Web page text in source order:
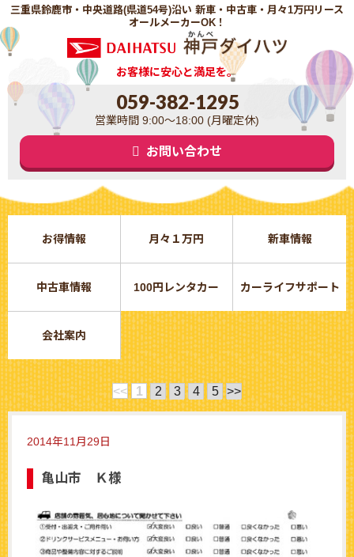
三重県鈴鹿市・中央道路(県道54号)沿い 新車・中古車・月々1万円リース
オールメーカーOK！
お客様に安心と満足を。
059-382-1295
営業時間 9:00～18:00 (月曜定休)
お問い合わせ
お得情報 月々１万円 新車情報
中古車情報 100円レンタカー カーライフサポート
会社案内
<< 1 2 3 4 5 >>
2014年11月29日
亀山市 Ｋ様